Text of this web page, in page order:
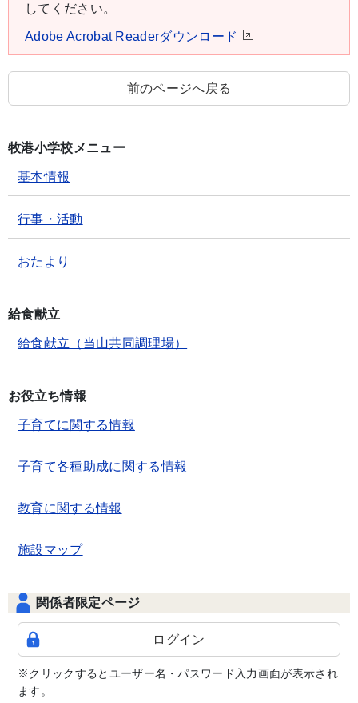
してください。
Adobe Acrobat Readerダウンロード
前のページへ戻る
牧港小学校メニュー
基本情報
行事・活動
おたより
給食献立
給食献立（当山共同調理場）
お役立ち情報
子育てに関する情報
子育て各種助成に関する情報
教育に関する情報
施設マップ
関係者限定ページ
ログイン
※クリックするとユーザー名・パスワード入力画面が表示され
ます。